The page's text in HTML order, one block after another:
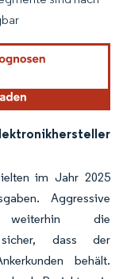
Namensnennung
im Jahr 2025
Aggressive
weiterhin die
sicher, dass der
behält.